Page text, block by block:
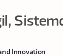
Innovation